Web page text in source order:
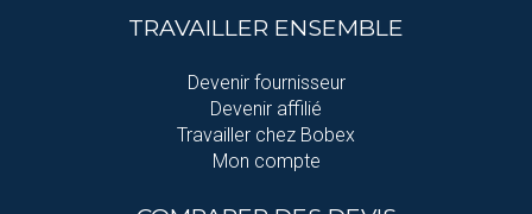
TRAVAILLER ENSEMBLE
Devenir fournisseur
Devenir affilié
Travailler chez Bobex
Mon compte